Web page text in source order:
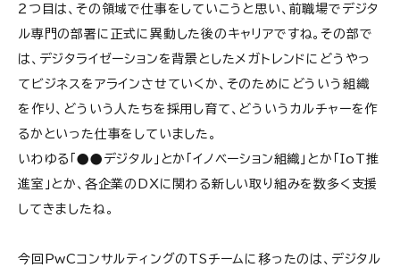
２つ目は、その領域で仕事をしていこうと思い、前職場でデジタ
ル専門の部署に正式に異動した後のキャリアですね。その部で
は、デジタライゼーションを背景としたメガトレンドにどうやっ
てビジネスをアラインさせていくか、そのためにどういう組織
を作り、どういう人たちを採用し育て、どういうカルチャーを作
るかといった仕事をしていました。
いわゆる「●●デジタル」とか「イノベーション組織」とか「IoT推
進室」とか、各企業のDXに関わる新しい取り組みを数多く支援
してきましたね。
今回PwCコンサルティングのTSチームに移ったのは、デジタル